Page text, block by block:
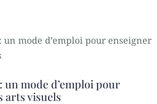
: un mode d’emploi pour
arts visuels